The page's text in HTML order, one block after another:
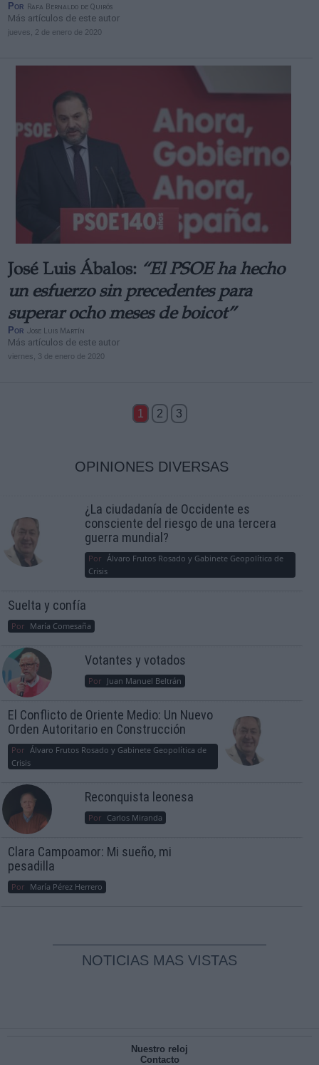
Por Rafa Bernaldo de Quirós
Más artículos de este autor
jueves, 2 de enero de 2020
José Luis Ábalos: “El PSOE ha hecho
un esfuerzo sin precedentes para
superar ocho meses de boicot”
Por Jose Luis Martín
Más artículos de este autor
viernes, 3 de enero de 2020
1 2 3
OPINIONES DIVERSAS
¿La ciudadanía de Occidente es
consciente del riesgo de una tercera
guerra mundial?
Por Álvaro Frutos Rosado y Gabinete Geopolítica de
Crisis
Suelta y confía
Por María Comesaña
Votantes y votados
Por Juan Manuel Beltrán
El Conflicto de Oriente Medio: Un Nuevo
Orden Autoritario en Construcción
Por Álvaro Frutos Rosado y Gabinete Geopolítica de
Crisis
Reconquista leonesa
Por Carlos Miranda
Clara Campoamor: Mi sueño, mi
pesadilla
Por María Pérez Herrero
NOTICIAS MAS VISTAS
Nuestro reloj
Contacto